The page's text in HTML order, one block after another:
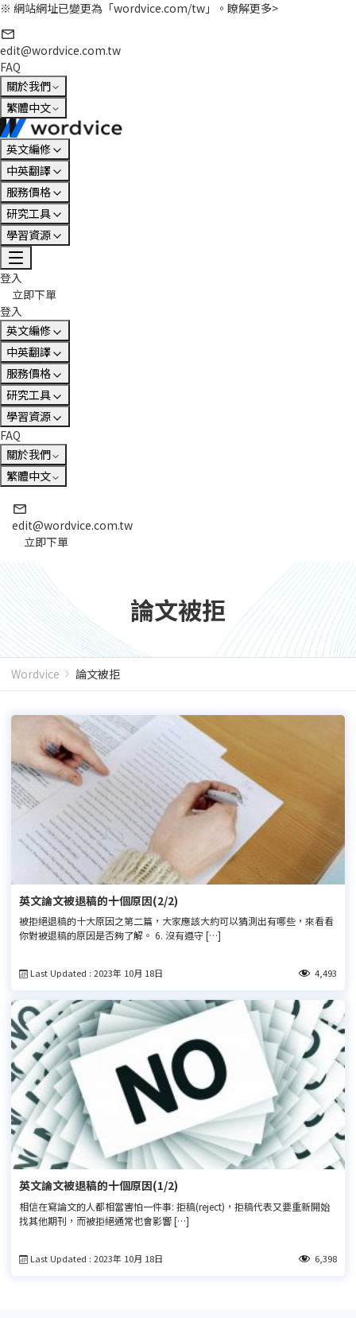
※ 網站網址已變更為「wordvice.com/tw」。 瞭解更多>
edit@wordvice.com.tw
FAQ
關於我們
繁體中文
英文編修
中英翻譯
服務價格
研究工具
學習資源
登入
立即下單
登入
英文編修
中英翻譯
服務價格
研究工具
學習資源
FAQ
關於我們
繁體中文
edit@wordvice.com.tw
立即下單
論文被拒
Wordvice 論文被拒
英文論文被退稿的十個原因(2/2)
被拒絕退稿的十大原因之第二篇，大家應該大約可以猜測出有哪些，來看看
你對被退稿的原因是否夠了解。 6. 沒有遵守 […]
Last Updated : 2023年 10月 18日 4,493
英文論文被退稿的十個原因(1/2)
相信在寫論文的人都相當害怕一件事: 拒稿(reject)，拒稿代表又要重新開始
找其他期刊，而被拒絕通常也會影響 […]
Last Updated : 2023年 10月 18日 6,398